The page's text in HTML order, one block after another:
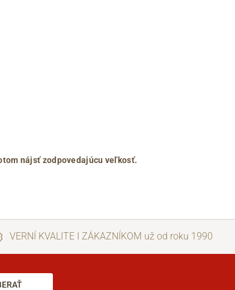
nájsť zodpovedajúcu veľkosť.
VERNÍ KVALITE I ZÁKAZNÍKOM už od roku 1990